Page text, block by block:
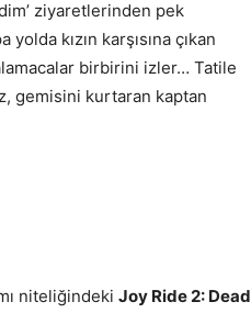
ziyaretlerinden pek
kızın karşısına çıkan
birbirini izler… Tatile
gemisini kurtaran kaptan
niteliğindeki Joy Ride 2: Dead